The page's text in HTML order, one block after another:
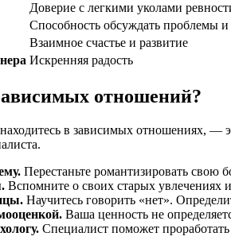
Доверие с легкими уколами
Способность обсуждать проблемы
Взаимное счастье и развитие
Искренняя радость
отношений?
в зависимых отношениях, —
Перестаньте романтизировать свою
Вспомните о своих старых увлечениях
Научитесь говорить «нет».
Ваша ценность не
Специалист поможет